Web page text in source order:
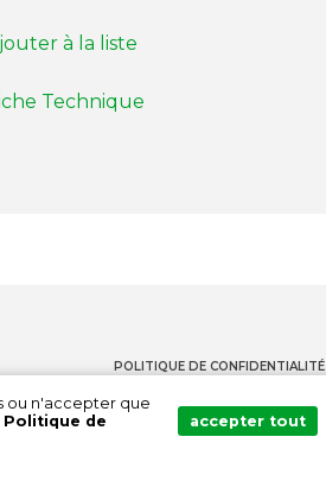
à la liste
Technique
POLITIQUE DE CONFIDENTIALITÉ
CHAÎNE DES LANCEURS D'ALERTE
ou n'accepter que
Politique de
accepter tout